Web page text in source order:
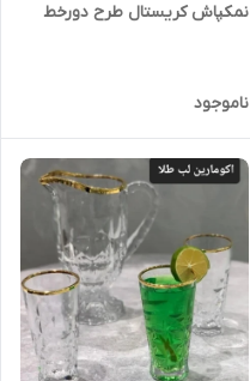
نمکپاش کریستال طرح دورخط
ناموجود